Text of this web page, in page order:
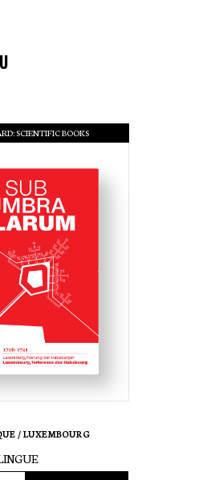
SCIENTIFIC BOOKS
/ LUXEMBOURG